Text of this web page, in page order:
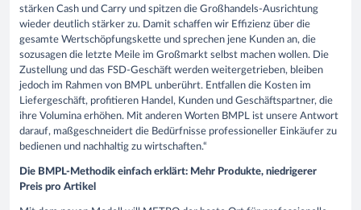
stärken Cash und Carry und spitzen die Großhandels-Ausrichtung
wieder deutlich stärker zu. Damit schaffen wir Effizienz über die
gesamte Wertschöpfungskette und sprechen jene Kunden an, die
sozusagen die letzte Meile im Großmarkt selbst machen wollen. Die
Zustellung und das FSD-Geschäft werden weitergetrieben, bleiben
jedoch im Rahmen von BMPL unberührt. Entfallen die Kosten im
Liefergeschäft, profitieren Handel, Kunden und Geschäftspartner, die
ihre Volumina erhöhen. Mit anderen Worten BMPL ist unsere Antwort
darauf, maßgeschneidert die Bedürfnisse professioneller Einkäufer zu
bedienen und nachhaltig zu wirtschaften.“
Die BMPL-Methodik einfach erklärt: Mehr Produkte, niedrigerer
Preis pro Artikel